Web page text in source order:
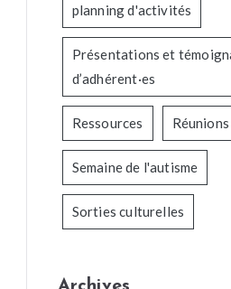
planning d'activités
Présentations et
d’adhérent·es
Ressources Réunions
Semaine de l'autisme
Sorties culturelles